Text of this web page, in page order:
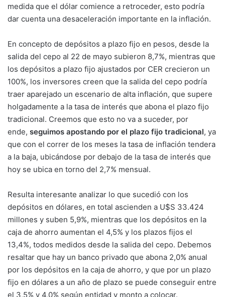
medida que el dólar comience a retroceder, esto podría
dar cuenta una desaceleración importante en la inflación.
En concepto de depósitos a plazo fijo en pesos, desde la
salida del cepo al 22 de mayo subieron 8,7%, mientras que
los depósitos a plazo fijo ajustados por CER crecieron un
100%, los inversores creen que la salida del cepo podría
traer aparejado un escenario de alta inflación, que supere
holgadamente a la tasa de interés que abona el plazo fijo
tradicional. Creemos que esto no va a suceder, por
ende, seguimos apostando por el plazo fijo tradicional, ya
que con el correr de los meses la tasa de inflación tendera
a la baja, ubicándose por debajo de la tasa de interés que
hoy se ubica en torno del 2,7% mensual.
Resulta interesante analizar lo que sucedió con los
depósitos en dólares, en total ascienden a U$S 33.424
millones y suben 5,9%, mientras que los depósitos en la
caja de ahorro aumentan el 4,5% y los plazos fijos el
13,4%, todos medidos desde la salida del cepo. Debemos
resaltar que hay un banco privado que abona 2,0% anual
por los depósitos en la caja de ahorro, y que por un plazo
fijo en dólares a un año de plazo se puede conseguir entre
el 3,5% y 4,0% según entidad y monto a colocar.